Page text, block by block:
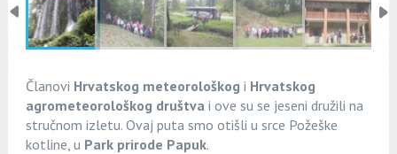
Članovi Hrvatskog meteorološkog i Hrvatskog
agrometeorološkog društva i ove su se jeseni družili na
stručnom izletu. Ovaj puta smo otišli u srce Požeške
kotline, u Park prirode Papuk.